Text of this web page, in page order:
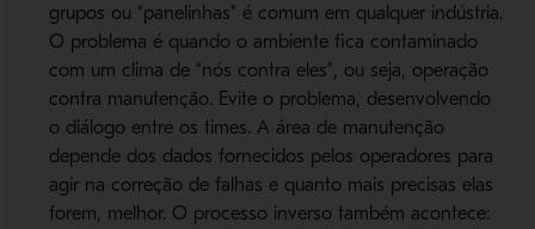
grupos ou “panelinhas” é comum em qualquer indústria.
O problema é quando o ambiente fica contaminado
com um clima de “nós contra eles”, ou seja, operação
contra manutenção. Evite o problema, desenvolvendo
o diálogo entre os times. A área de manutenção
depende dos dados fornecidos pelos operadores para
agir na correção de falhas e quanto mais precisas elas
forem, melhor. O processo inverso também acontece: